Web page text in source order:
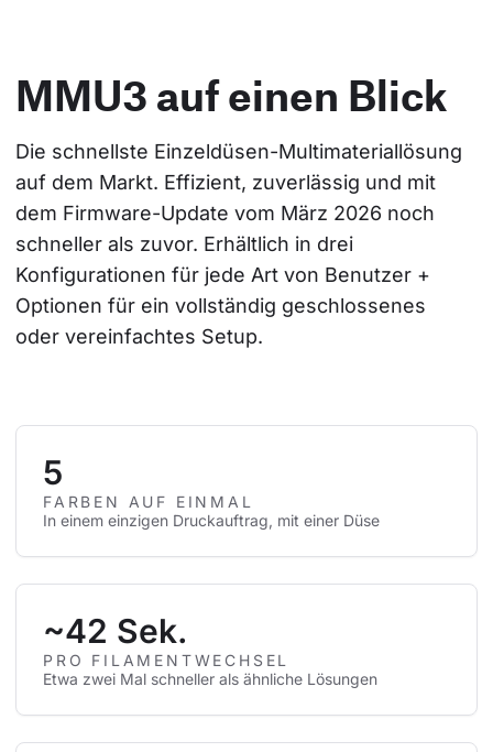
MMU3 auf einen Blick
Die schnellste Einzeldüsen-Multimateriallösung
auf dem Markt. Effizient, zuverlässig und mit
dem Firmware-Update vom März 2026 noch
schneller als zuvor. Erhältlich in drei
Konfigurationen für jede Art von Benutzer +
Optionen für ein vollständig geschlossenes
oder vereinfachtes Setup.
5
FARBEN AUF EINMAL
In einem einzigen Druckauftrag, mit einer Düse
~42 Sek.
PRO FILAMENTWECHSEL
Etwa zwei Mal schneller als ähnliche Lösungen